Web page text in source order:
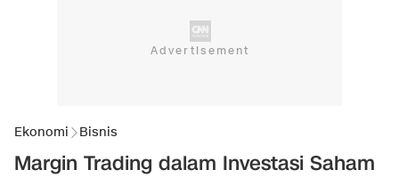
Ekonomi Bisnis
Margin Trading dalam Investasi Saham